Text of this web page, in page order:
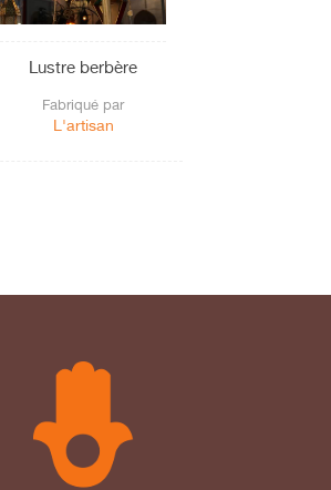
Lustre berbère
Fabriqué par
L'artisan